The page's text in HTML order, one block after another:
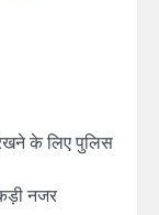
के लिए पुलिस
नजर